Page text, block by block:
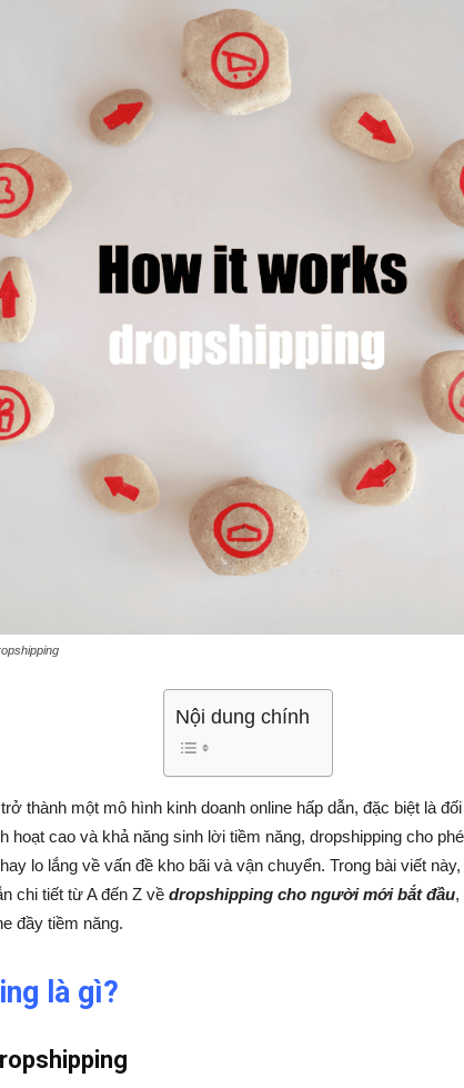
Nội dung chính
thành một mô hình kinh doanh online hấp dẫn, đặc biệt là
hoạt cao và khả năng sinh lời tiềm năng, dropshipping cho
lo lắng về vấn đề kho bãi và vận chuyển. Trong bài viết này,
chi tiết từ A đến Z về dropshipping cho người mới bắt đầu,
đầy tiềm năng.
là gì?